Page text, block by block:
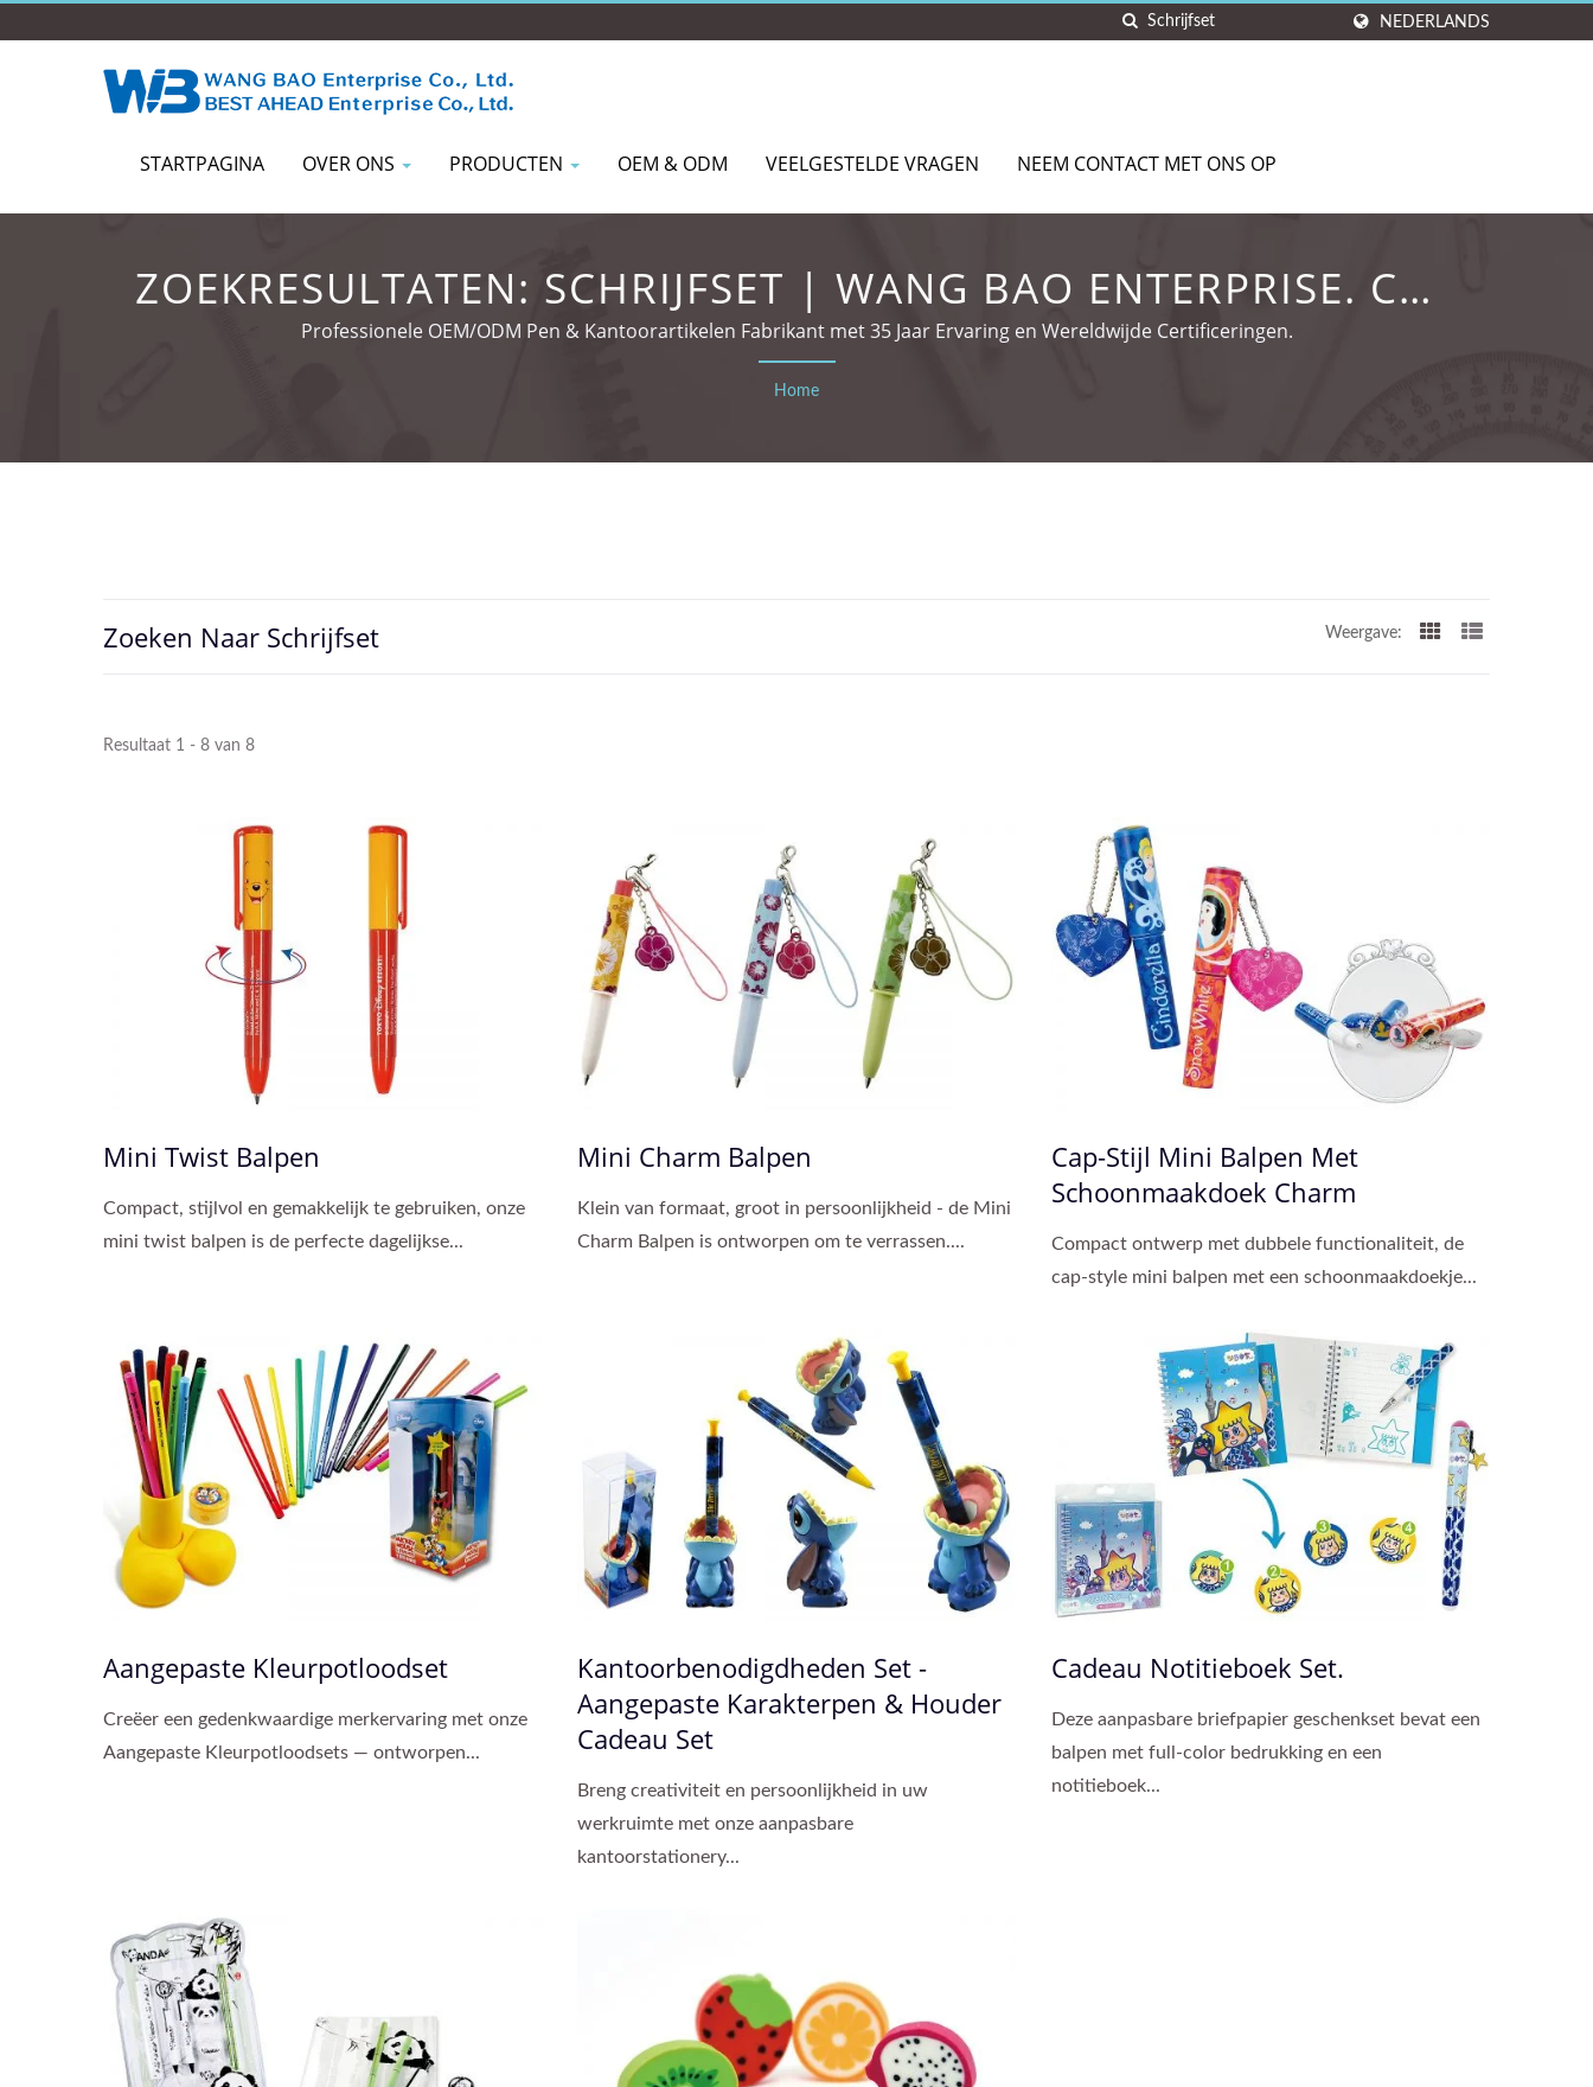
NEDERLANDS
STARTPAGINA OVER ONS PRODUCTEN OEM & ODM VEELGESTELDE VRAGEN NEEM CONTACT MET ONS OP
ZOEKRESULTATEN: SCHRIJFSET | WANG BAO ENTERPRISE. CO.,
LTD.
Professionele OEM/ODM Pen & Kantoorartikelen Fabrikant met 35 Jaar Ervaring en Wereldwijde Certificeringen.
Home
Zoeken Naar Schrijfset Weergave:
Resultaat 1 - 8 van 8
Mini Twist Balpen
Compact, stijlvol en gemakkelijk te gebruiken, onze
mini twist balpen is de perfecte dagelijkse...
Mini Charm Balpen
Klein van formaat, groot in persoonlijkheid - de Mini
Charm Balpen is ontworpen om te verrassen....
Cap-Stijl Mini Balpen Met
Schoonmaakdoek Charm
Compact ontwerp met dubbele functionaliteit, de
cap-style mini balpen met een schoonmaakdoekje...
Aangepaste Kleurpotloodset
Creëer een gedenkwaardige merkervaring met onze
Aangepaste Kleurpotloodsets — ontworpen...
Kantoorbenodigdheden Set -
Aangepaste Karakterpen & Houder
Cadeau Set
Breng creativiteit en persoonlijkheid in uw
werkruimte met onze aanpasbare
kantoorstationery...
Cadeau Notitieboek Set.
Deze aanpasbare briefpapier geschenkset bevat een
balpen met full-color bedrukking en een
notitieboek...